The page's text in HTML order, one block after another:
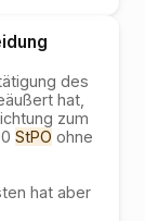
des
hat,
zum
StPO ohne
hat aber